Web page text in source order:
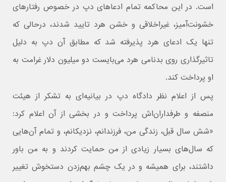
است. در این محاکمه تمام ادعاهای دپ در خصوص رفتارهای
خشونت‌آمیز، غیراخلاقی و خشن هرد تایید شدند، درحالی که
تنها یک ادعای هرد پذیرفته شد که مطابق آن دپ به دلیل
تاثیرگذاری روی بدنامی هرد می‌بایست دو میلیون دلار غرامت به
او پرداخت کند.
پس از اعلام نظر دادگاه دپ در بیانیه‌ای به تشکر از هیئت
منصفه و طرفداران‌اش پرداخت و در بخشی از آن اعلام کرد:
«شش سال قبل، زندگی من، فرزندانم، نزدیکانم، و تمام آن‌هایی
که سال‌های بسیار زیادی از من حمایت کردند و به من باور
داشتند، برای همیشه و در یک چشم بهم‌زدن دستخوش تغییر